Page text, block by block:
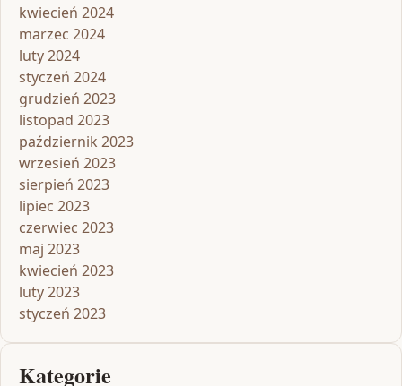
kwiecień 2024
marzec 2024
luty 2024
styczeń 2024
grudzień 2023
listopad 2023
październik 2023
wrzesień 2023
sierpień 2023
lipiec 2023
czerwiec 2023
maj 2023
kwiecień 2023
luty 2023
styczeń 2023
Kategorie